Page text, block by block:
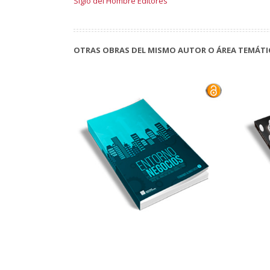
OTRAS OBRAS DEL MISMO AUTOR O ÁREA